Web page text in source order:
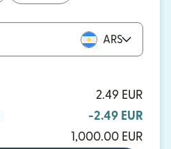
ARS
2.49 EUR
-2.49 EUR
1,000.00 EUR